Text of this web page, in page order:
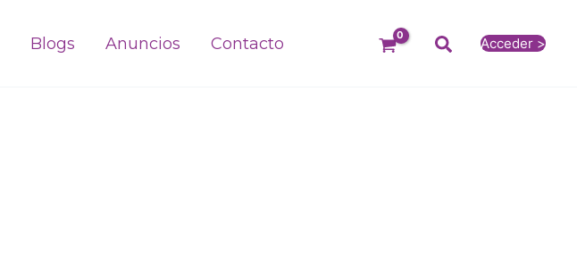
Blogs Anuncios Contacto BuscarAcceder >